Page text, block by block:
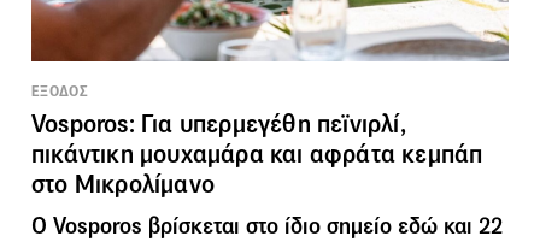
ΕΞΟΔΟΣ
Vosporos: Για υπερμεγέθη πεϊνιρλί,
πικάντικη μουχαμάρα και αφράτα κεμπάπ
στο Μικρολίμανο
Ο Vosporos βρίσκεται στο ίδιο σημείο εδώ και 22